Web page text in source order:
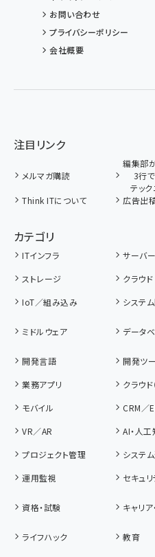
お問い合わせ
プライバシーポリシー
会社概要
注目リンク
メルマガ購読
編集部
3行
テック
Think ITについて 広告出
カテゴリ
ITインフラ サーバー
ストレージ
クラウド
IoT／組み込み
システ
ミドルウェア データ
開発言語
開発ツ
業務アプリ
クラウド
モバイル
CRM／
VR／AR
AI・人工
プロジェクト管理
システ
運用監視
セキュリ
資格・試験 キャリア
ライフハック
教育